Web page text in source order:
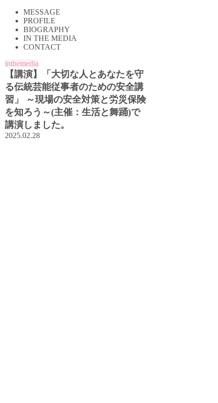
MESSAGE
PROFILE
BIOGRAPHY
IN THE MEDIA
CONTACT
inthemedia
【講演】「大切な人とあなたを守
る伝統芸能従事者のための安全講
習」 ～現場の安全対策と労災保険
を知ろう～(主催：生活と舞踊)で
講演しました。
2025.02.28